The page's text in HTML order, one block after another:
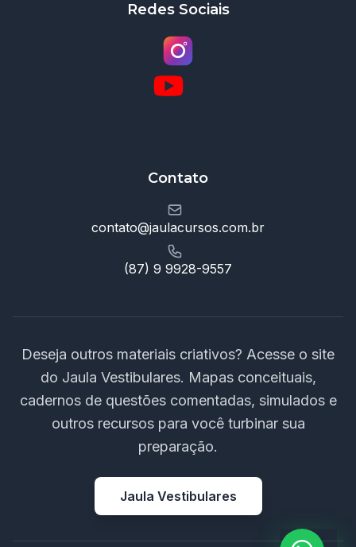
Redes Sociais
Contato
contato@jaulacursos.com.br
(87) 9 9928-9557
Deseja outros materiais criativos? Acesse o site
do Jaula Vestibulares. Mapas conceituais,
cadernos de questões comentadas, simulados e
outros recursos para você turbinar sua
preparação.
Jaula Vestibulares